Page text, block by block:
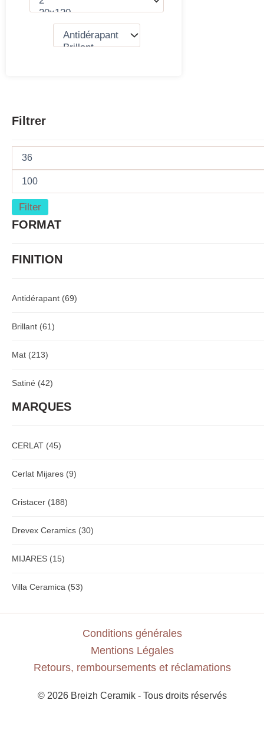
Filtrer
Filter
FORMAT
FINITION
Antidérapant (69)
Brillant (61)
Mat (213)
Satiné (42)
MARQUES
CERLAT (45)
Cerlat Mijares (9)
Cristacer (188)
Drevex Ceramics (30)
MIJARES (15)
Villa Ceramica (53)
Conditions générales
Mentions Légales
Retours, remboursements et réclamations
© 2026 Breizh Ceramik - Tous droits réservés